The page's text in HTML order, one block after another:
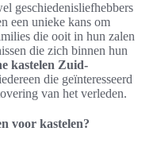
geschiedenisliefhebbers
een unieke kans om
die ooit in hun zalen
die zich binnen hun
kastelen Zuid-
die geïnteresseerd
van het verleden.
voor kastelen?